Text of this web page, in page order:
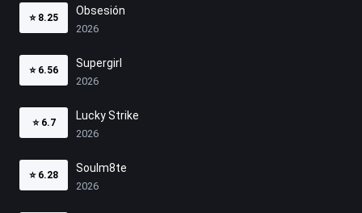
⭐ 8.25
Obsesión
2026
⭐ 6.56
Supergirl
2026
⭐ 6.7
Lucky Strike
2026
⭐ 6.28
Soulm8te
2026